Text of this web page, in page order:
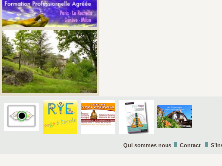
Qui sommes nous Contact